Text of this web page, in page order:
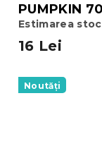
PUMPKIN
Estimarea
16 Lei
Noutăți